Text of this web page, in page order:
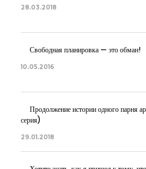
28.03.2018
Свободная планировка — это обман!
10.05.2016
Продолжение истории одного парня
серия)
29.01.2018